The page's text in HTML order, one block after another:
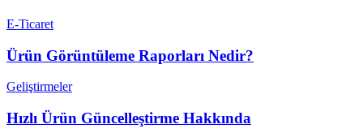
E-Ticaret
Ürün Görüntüleme Raporları Nedir?
Geliştirmeler
Hızlı Ürün Güncelleştirme Hakkında